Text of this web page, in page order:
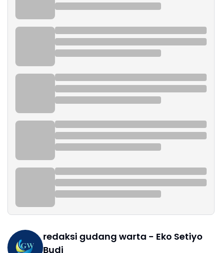
redaksi gudang warta - Eko Setiyo
Budi